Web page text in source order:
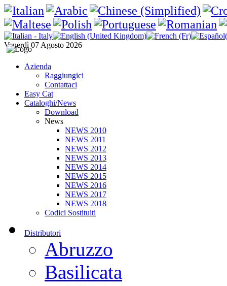
Venerdì 07 Agosto 2026
Azienda
Raggiungici
Contattaci
Easy Cat
Cataloghi/News
Download
News
NEWS 2010
NEWS 2011
NEWS 2012
NEWS 2013
NEWS 2014
NEWS 2015
NEWS 2016
NEWS 2017
NEWS 2018
Codici Sostituiti
Distributori
Abruzzo
Basilicata